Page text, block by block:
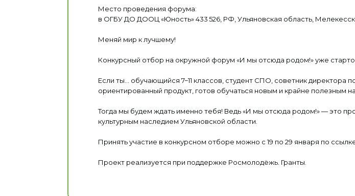
Место проведения форума:
в ОГБУ ДО ДООЦ «Юность» 433 526, РФ, Ульяновская область,
Меняй мир к лучшему!
Конкурсный отбор на окружной форум «И мы отсюда родом!» уже
Если ты… обучающийся 7−11 классов, студент СПО, советник директора
ориентированный продукт, готов обучаться новым и крайне полезным
Тогда мы будем ждать именно тебя! Ведь «И мы отсюда родом!» — это
культурным наследием Ульяновской области.
Принять участие в конкурсном отборе можно с 19 по 29 января по
Проект реализуется при поддержке Росмолодёжь. Гранты.